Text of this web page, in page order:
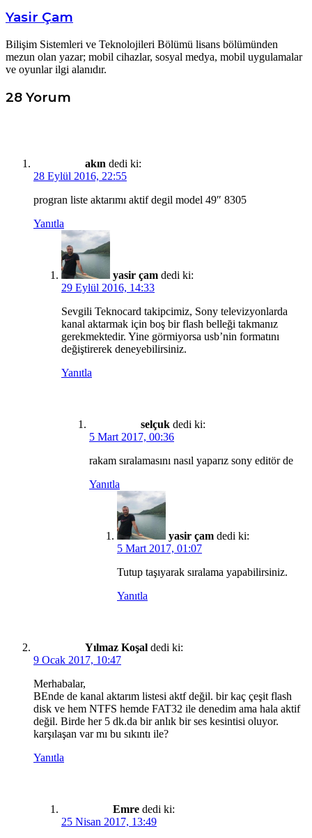
Yasir Çam
Bilişim Sistemleri ve Teknolojileri Bölümü lisans bölümünden
mezun olan yazar; mobil cihazlar, sosyal medya, mobil uygulamalar
ve oyunlar ilgi alanıdır.
28 Yorum
akın dedi ki:
28 Eylül 2016, 22:55
progran liste aktarımı aktif degil model 49″ 8305
Yanıtla
yasir çam dedi ki:
29 Eylül 2016, 14:33
Sevgili Teknocard takipcimiz, Sony televizyonlarda
kanal aktarmak için boş bir flash belleği takmanız
gerekmektedir. Yine görmiyorsa usb’nin formatını
değiştirerek deneyebilirsiniz.
Yanıtla
selçuk dedi ki:
5 Mart 2017, 00:36
rakam sıralamasını nasıl yaparız sony editör de
Yanıtla
yasir çam dedi ki:
5 Mart 2017, 01:07
Tutup taşıyarak sıralama yapabilirsiniz.
Yanıtla
Yılmaz Koşal dedi ki:
9 Ocak 2017, 10:47
Merhabalar,
BEnde de kanal aktarım listesi aktf değil. bir kaç çeşit flash
disk ve hem NTFS hemde FAT32 ile denedim ama hala aktif
değil. Birde her 5 dk.da bir anlık bir ses kesintisi oluyor.
karşılaşan var mı bu sıkıntı ile?
Yanıtla
Emre dedi ki:
25 Nisan 2017, 13:49